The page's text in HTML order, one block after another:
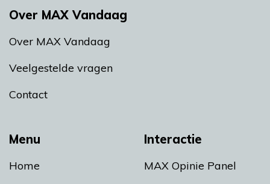
Menu
Home
Interactie
MAX Opinie Panel
Over MAX Vandaag
Over MAX Vandaag
Veelgestelde vragen
Contact